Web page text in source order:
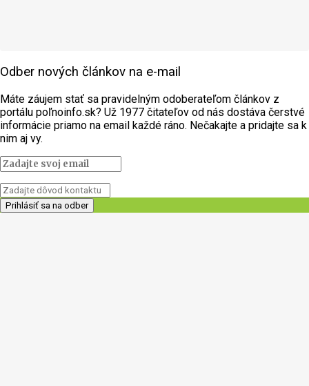
Odber nových článkov na e-mail
Máte záujem stať sa pravidelným odoberateľom článkov z
portálu poľnoinfo.sk? Už 1977 čitateľov od nás dostáva čerstvé
informácie priamo na email každé ráno. Nečakajte a pridajte sa k
nim aj vy.